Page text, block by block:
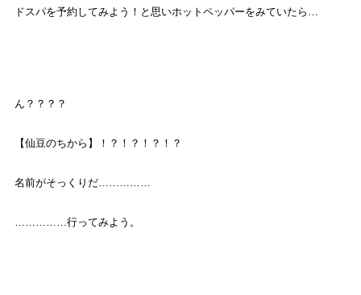
ドスパを予約してみよう！と思いホットペッパーをみていたら…
ん？？？？
【仙豆のちから】！？！？！？！？
名前がそっくりだ……………
……………行ってみよう。